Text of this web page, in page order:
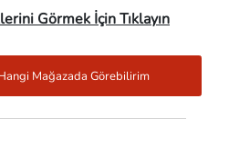
Görmek İçin Tıklayın
Mağazada Görebilirim